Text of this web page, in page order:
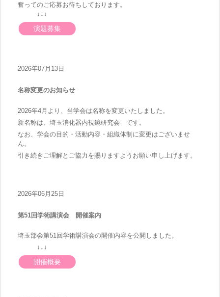
奮ってのご応募お待ちしております。
↓↓↓
演題募集
2026年07月13日
名称変更のお知らせ
2026年4月より、当学会は名称を変更いたしました。
新名称は、埼玉消化器内視鏡研究会 です。
なお、学会の目的・活動内容・組織体制に変更はございませ
ん。
引き続きご理解とご協力を賜りますようお願い申し上げます。
2026年06月25日
第51回学術講演会 開催案内
埼玉部会第51回学術講演会の開催内容を公開しました。
↓↓↓
開催概要